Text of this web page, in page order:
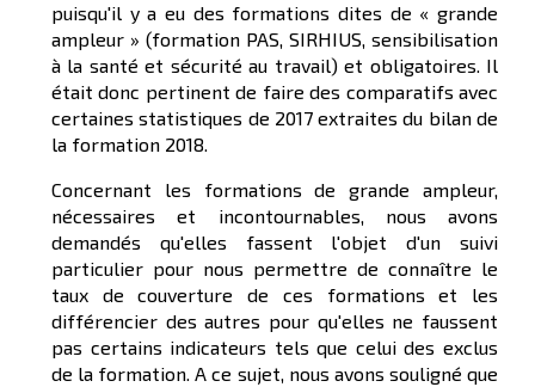
puisqu'il y a eu des formations dites de « grande
ampleur » (formation PAS, SIRHIUS, sensibilisation
à la santé et sécurité au travail) et obligatoires. Il
était donc pertinent de faire des comparatifs avec
certaines statistiques de 2017 extraites du bilan de
la formation 2018.
Concernant les formations de grande ampleur,
nécessaires et incontournables, nous avons
demandés qu'elles fassent l'objet d'un suivi
particulier pour nous permettre de connaître le
taux de couverture de ces formations et les
différencier des autres pour qu'elles ne faussent
pas certains indicateurs tels que celui des exclus
de la formation. A ce sujet, nous avons souligné que